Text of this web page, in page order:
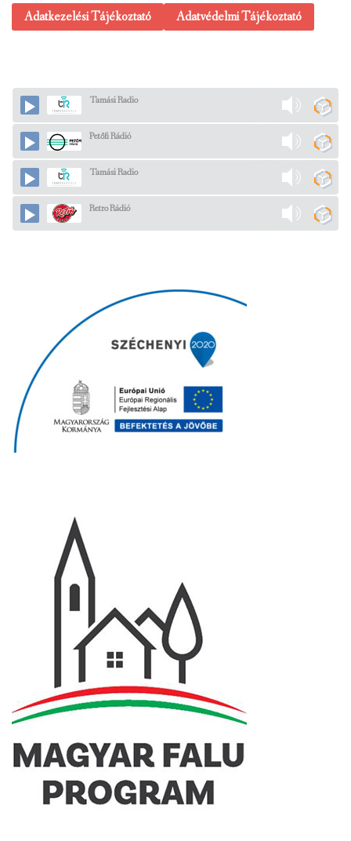
Adatkezelési Tájékoztató Adatvédelmi Tájékoztató
Tamási Radio
Petőfi Rádió
Tamási Radio
Retro Rádió